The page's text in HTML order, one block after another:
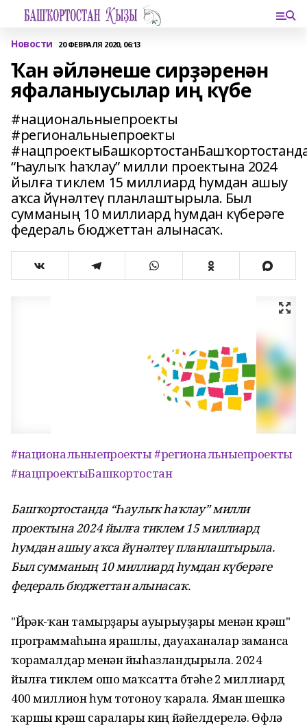
Новости 20 ФЕВРАЛЯ 2020, 06:13
Ҡан әйләнеше сирҙәренән
яфаланыусылар иң күбе
#национальныепроекты
#региональныепроекты
“Һаулыҡ һаҡлау” милли проектына 2024
йылға тиклем 15 миллиард һумдан ашыу
аҡса йүнәлтеү планлаштырыла. Был
сумманың 10 миллиард һумдан күберәге
федераль бюджеттан алынасаҡ.
#национальныепроекты#региональныепроекты
#нацпроектыБашкортостан
Башҡортостанда “Һаулыҡ һаҡлау” милли
проектына 2024 йылға тиклем 15 миллиард
һумдан ашыу аҡса йүнәлтеү планлаштырыла.
Был сумманың 10 миллиард һумдан күберәге
федераль бюджеттан алынасаҡ.
"Йөрәк-ҡан тамырҙары ауырыуҙары менән көрәш"
программаһына ярашлы, дауаханалар заманса
ҡорамалдар менән йыһазландырыла. 2024
йылға тиклем ошо маҡсатта бөтәһе 2 миллиард
400 миллион һум тотоноу ҡарала. Яман шешкә
ҡаршы көрәш саралары киң йәйелдерелә. Өфөлә